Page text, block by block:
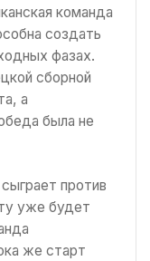
команда
создать
фазах.
сборной
а
была не
против
уже будет
же старт